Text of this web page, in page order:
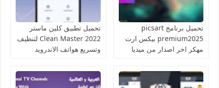
تحميل برنامج picsart
premium2025 بيكس ارت
مهكر اخر اصدار من ميديا
تحميل تطبيق كلين ماستر
Clean Master 2022 لتنظيف
وتسريع هواتف الاندرويد